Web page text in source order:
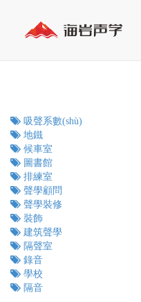
吸聲系數(shù)
地鐵
候車室
圖書館
排練室
聲學顧問
聲學裝修
裝飾
建筑聲學
隔聲室
錄音
學校
隔音